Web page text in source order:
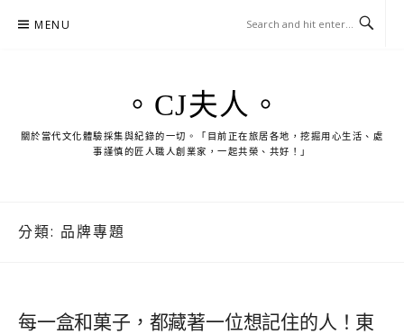
MENU
。CJ夫人。
關於當代文化體驗採集與紀錄的一切。「目前正在旅居各地，挖掘用心生活、處
事謹慎的匠人職人創業家，一起共榮、共好！」
分類: 品牌專題
每一盒和菓子，都藏著一位想記住的人！東